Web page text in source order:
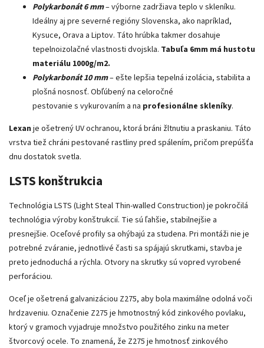
Polykarbonát 6 mm– výborne zadržiava teplo v skleníku.
Ideálny aj pre severné regióny Slovenska, ako napríklad,
Kysuce, Orava a Liptov. Táto hrúbka takmer dosahuje
tepelnoizolačné vlastnosti dvojskla. Tabuľa 6mm má hustotu
materiálu 1000g/m2.
Polykarbonát 10 mm– ešte lepšia tepelná izolácia, stabilita a
plošná nosnosť. Obľúbený na celoročné
pestovanie s vykurovaním a na profesionálne skleníky.
Lexan je ošetrený UV ochranou, ktorá bráni žltnutiu a praskaniu. Táto
vrstva tiež chráni pestované rastliny pred spálením, pričom prepúšťa
dnu dostatok svetla.
LSTS konštrukcia
Technológia LSTS (Light Steal Thin-walled Construction) je pokročilá
technológia výroby konštrukcií. Tie sú ľahšie, stabilnejšie a
presnejšie. Oceľové profily sa ohýbajú za studena. Pri montáži nie je
potrebné zváranie, jednotlivé časti sa spájajú skrutkami, stavba je
preto jednoduchá a rýchla. Otvory na skrutky sú vopred vyrobené
perforáciou.
Oceľ je ošetrená galvanizáciou Z275, aby bola maximálne odolná voči
hrdzaveniu. Označenie Z275 je hmotnostný kód zinkového povlaku,
ktorý v gramoch vyjadruje množstvo použitého zinku na meter
štvorcový ocele. To znamená, že Z275 je hmotnosť zinkového